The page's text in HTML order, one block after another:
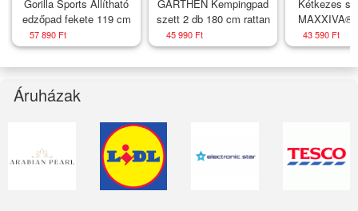
Gorilla Sports Állítható
edzőpad fekete 119 cm
57 890 Ft
GARTHEN Kempingpad
szett 2 db 180 cm rattan
45 990 Ft
Kétkezes
MAXXIVA®
43 590 Ft
Áruházak